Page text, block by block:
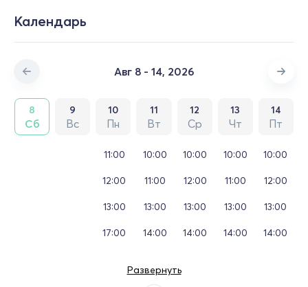
Календарь
Авг 8 - 14, 2026
8
Сб
9
Вс
10
Пн
11
Вт
12
Ср
13
Чт
14
Пт
11:00
12:00
13:00
17:00
10:00
11:00
13:00
14:00
10:00
12:00
13:00
14:00
10:00
11:00
13:00
14:00
10:00
12:00
13:00
14:00
Развернуть